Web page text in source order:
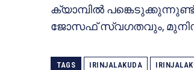
ക്യാമ്പിൽ
ജോസഫ് സ്വഗതവും,
TAGS IRINJALAKUDA